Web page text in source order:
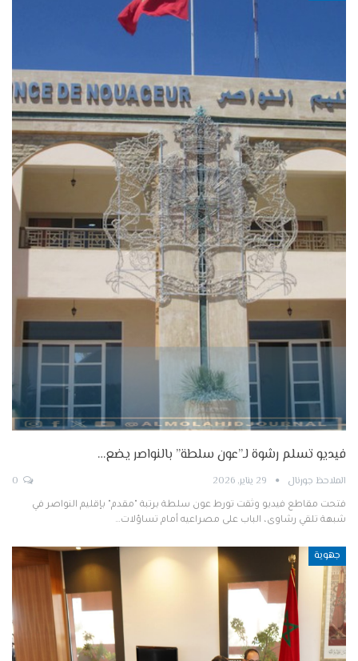
فيديو تسلم رشوة لـ”عون سلطة” بالنواصر يضع…
الملاحظ جورنال 29 يناير, 2026
فتحت مقاطع فيديو وثقت تورط عون سلطة برتبة "مقدم" بإقليم النواصر في
شبهة تلقي رشاوى، الباب على مصراعيه أمام تساؤلات…
جهوية